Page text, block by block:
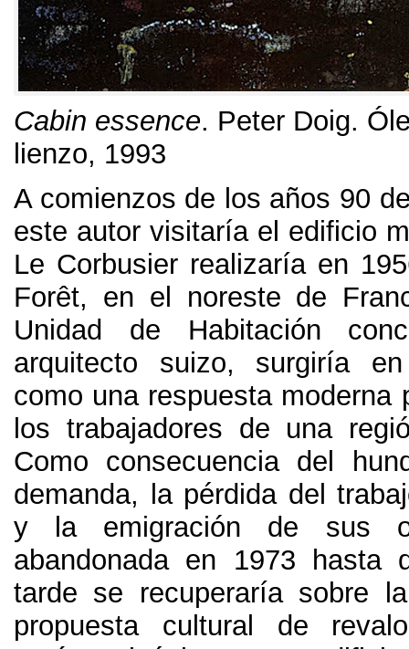
Cabin essence. Peter Doig.
lienzo, 1993
A comienzos de los años 90
este autor visitaría el edificio
Le Corbusier realizaría en
Forêt, en el noreste de
Unidad de Habitación
arquitecto suizo, surgiría
como una respuesta moderna
los trabajadores de una
Como consecuencia del
demanda,
la pérdida del
y la emigración de sus
abandonada en 1973
hasta
tarde se recuperaría sobre
propuesta cultural de